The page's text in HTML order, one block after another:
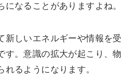
になることがありますよね。
新しいエネルギーや情報を受
す。意識の拡大が起こり、物
るようになります。